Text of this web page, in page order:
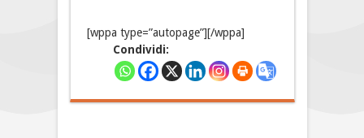
[wppa type=”autopage”][/wppa]
Condividi: